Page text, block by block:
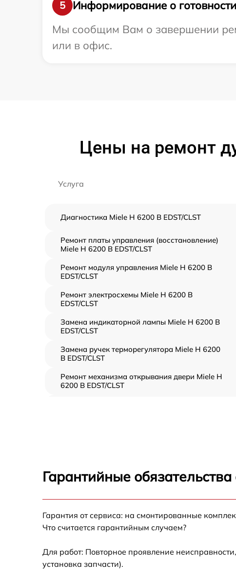
5
Информирование о готовности
Мы сообщим Вам о завершении
или в офис.
Цены на ремонт
Услуга
Диагностика Miele H 6200 B EDST/CLST
Ремонт платы управления (восстановление)
Miele H 6200 B EDST/CLST
Ремонт модуля управления Miele H 6200 B
EDST/CLST
Ремонт электросхемы Miele H 6200 B
EDST/CLST
Замена индикаторной лампы Miele H 6200 B
EDST/CLST
Замена ручек терморегулятора Miele H 6200
B EDST/CLST
Ремонт механизма открывания двери Miele H
6200 B EDST/CLST
Замена термодатчика Miele H 6200 B
EDST/CLST
EDST/CLST
Гарантийные
Гарантия от сервиса: на смонтированные
Что считается гарантийным случаем?
Для работ: Повторное проявление
установка запчасти).